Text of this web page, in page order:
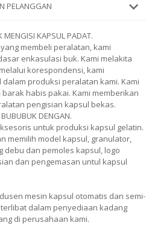
PELANGGAN
MENGISI KAPSUL PADAT.
membeli peralatan, kami
enkasulasi buk. Kami melakita
korespondensi, kami
produksi peralatan kami. Kami
habis pakai. Kami memberikan
pengisian kapsul bekas.
DENGAN.
untuk produksi kapsul gelatin.
memilih model kapsul, granulator,
debu dan pemoles kapsul, logo
dan pengemasan untul kapsul
mesin kapsul otomatis dan semi-
dalam penyediaan kadang
di perusahaan kami.